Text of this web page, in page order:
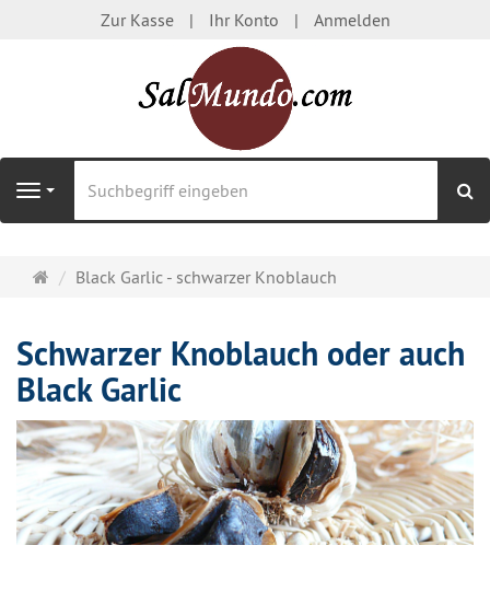
Zur Kasse Ihr Konto Anmelden
Navigation
Startseite
Black Garlic - schwarzer Knoblauch
Schwarzer Knoblauch oder auch
Black Garlic